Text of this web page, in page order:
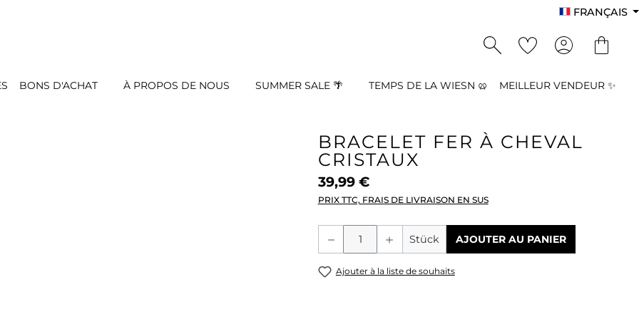
FRANÇAIS
BONS D'ACHAT À PROPOS DE NOUS SUMMER SALE 🌴 TEMPS DE LA WIESN 🥨 MEILLEUR VENDEUR ✨
BRACELET FER À CHEVAL
CRISTAUX
39,99 €
PRIX TTC, FRAIS DE LIVRAISON EN SUS
Quantité de produit : Entrez la
Stück AJOUTER AU PANIER
Ajouter à la liste de souhaits